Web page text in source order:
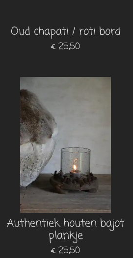
Oud chapati / roti bord
€ 25,50
Authentiek houten bajot
plankje
€ 25,50